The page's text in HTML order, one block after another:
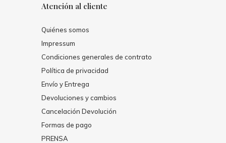
Atención al cliente
Quiénes somos
Impressum
Condiciones generales de contrato
Política de privacidad
Envío y Entrega
Devoluciones y cambios
Cancelación Devolución
Formas de pago
PRENSA